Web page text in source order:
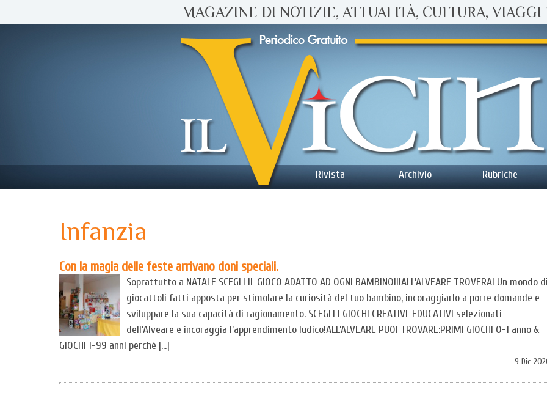
MAGAZINE DI NOTIZIE, ATTUALITÀ, CULTURA,
Rivista Archivio Rubriche
Infanzia
Con la magia delle feste arrivano doni speciali.
Soprattutto a NATALE SCEGLI IL GIOCO ADATTO AD OGNI BAMBINO!!!ALL’ALVEARE TROVERAI Un mondo
giocattoli fatti apposta per stimolare la curiosità del tuo bambino, incoraggiarlo a porre domande e
sviluppare la sua capacità di ragionamento. SCEGLI I GIOCHI CREATIVI-EDUCATIVI selezionati
dell’Alveare e incoraggia l’apprendimento ludico!ALL’ALVEARE PUOI TROVARE:PRIMI GIOCHI 0-1 anno &
GIOCHI 1-99 anni perché […]
9 Dic